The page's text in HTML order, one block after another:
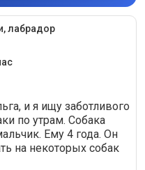
лабрадор
и я ищу заботливого
по утрам. Собака
Ему 4 года. Он
на некоторых собак